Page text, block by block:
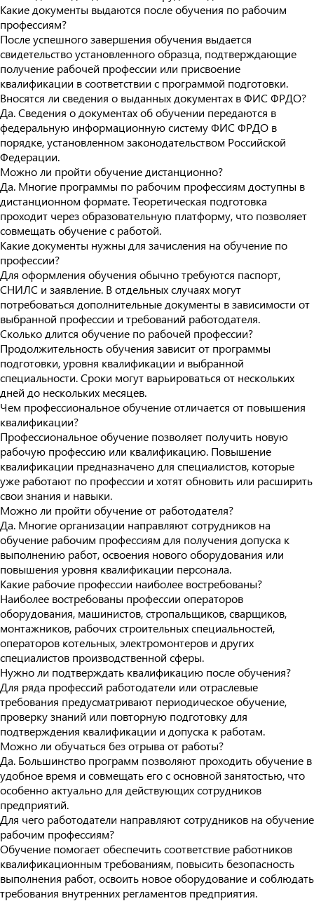
Какие документы выдаются после обучения по рабочим
профессиям?
После успешного завершения обучения выдается
свидетельство установленного образца, подтверждающие
получение рабочей профессии или присвоение
квалификации в соответствии с программой подготовки.
Вносятся ли сведения о выданных документах в ФИС ФРДО?
Да. Сведения о документах об обучении передаются в
федеральную информационную систему ФИС ФРДО в
порядке, установленном законодательством Российской
Федерации.
Можно ли пройти обучение дистанционно?
Да. Многие программы по рабочим профессиям доступны в
дистанционном формате. Теоретическая подготовка
проходит через образовательную платформу, что позволяет
совмещать обучение с работой.
Какие документы нужны для зачисления на обучение по
профессии?
Для оформления обучения обычно требуются паспорт,
СНИЛС и заявление. В отдельных случаях могут
потребоваться дополнительные документы в зависимости от
выбранной профессии и требований работодателя.
Сколько длится обучение по рабочей профессии?
Продолжительность обучения зависит от программы
подготовки, уровня квалификации и выбранной
специальности. Сроки могут варьироваться от нескольких
дней до нескольких месяцев.
Чем профессиональное обучение отличается от повышения
квалификации?
Профессиональное обучение позволяет получить новую
рабочую профессию или квалификацию. Повышение
квалификации предназначено для специалистов, которые
уже работают по профессии и хотят обновить или расширить
свои знания и навыки.
Можно ли пройти обучение от работодателя?
Да. Многие организации направляют сотрудников на
обучение рабочим профессиям для получения допуска к
выполнению работ, освоения нового оборудования или
повышения уровня квалификации персонала.
Какие рабочие профессии наиболее востребованы?
Наиболее востребованы профессии операторов
оборудования, машинистов, стропальщиков, сварщиков,
монтажников, рабочих строительных специальностей,
операторов котельных, электромонтеров и других
специалистов производственной сферы.
Нужно ли подтверждать квалификацию после обучения?
Для ряда профессий работодатели или отраслевые
требования предусматривают периодическое обучение,
проверку знаний или повторную подготовку для
подтверждения квалификации и допуска к работам.
Можно ли обучаться без отрыва от работы?
Да. Большинство программ позволяют проходить обучение в
удобное время и совмещать его с основной занятостью, что
особенно актуально для действующих сотрудников
предприятий.
Для чего работодатели направляют сотрудников на обучение
рабочим профессиям?
Обучение помогает обеспечить соответствие работников
квалификационным требованиям, повысить безопасность
выполнения работ, освоить новое оборудование и соблюдать
требования внутренних регламентов предприятия.